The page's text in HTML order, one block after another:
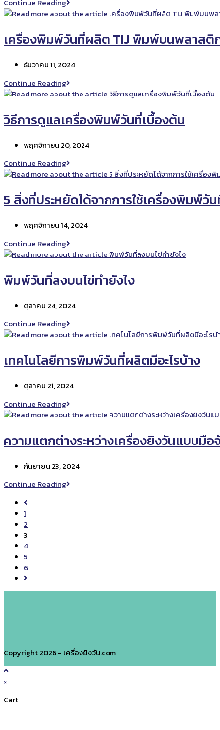
ภัณฑ์
ผลิต
Continue Reading
ที่
ผล
ต่อ
การ
ใช้
งาน
เครื่องพิมพ์
ที่
เครื่องพิมพ์วันที่ผลิต TIJ พิมพ์บนพลาสติ
Post
ธันวาคม 11, 2024
Continue Readingเครื่องพิมพ์
วัน
ผลิต
TIJ
บน
พลาสติก
ได้
ไหม
วิธีการดูแลเครื่องพิมพ์วันที่เบื้องต้น
Post
พฤศจิกายน 20, 2024
Continue Readingวิธี
การ
เครื่องพิมพ์
วัน
เบื้อง
ต้น
5 สิ่งที่ประหยัดได้จากการใช้เครื่องพิมพ์วั
Post
พฤศจิกายน 14, 2024
Continue Reading5
สิ่ง
ประหยัด
ได้
การ
ใช้
เครื่องพิมพ์
วัน
ผลิต
พิมพ์วันที่ลงบนไข่ทำยังไง
Post
ตุลาคม 24, 2024
Continue Readingพิมพ์
วัน
ลง
บน
ทำ
ยัง
ไง
เทคโนโลยีการพิมพ์วันที่ผลิตมีอะไรบ้าง
Post
ตุลาคม 21, 2024
Continue Readingเทคโนโลยี
การ
วัน
ที่
มี
อะไร
บ้าง
ความแตกต่างระหว่างเครื่องยิงวันแบบมือ
Post
กันยายน 23, 2024
Continue Readingความ
กับ
Go
to
the
previous
page
1
2
3
4
5
6
Go
Copyright 2026 - เครื่องยิงวัน.com
×
Cart